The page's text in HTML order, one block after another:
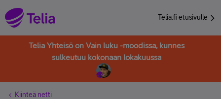
Telia.fi etusivulle
Telia Yhteisö on Vain luku -moodissa, kunnes
sulkeutuu kokonaan lokakuussa
Kiinteä netti